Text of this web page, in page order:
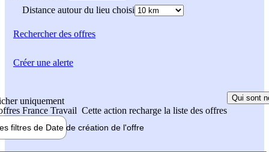
Distance autour du lieu choisi
Rechercherdes offres
uniquement
France Travail Cette action recharge la liste des offres
Qui sont
filtres de Date de création de l'offre
Créer une alerte